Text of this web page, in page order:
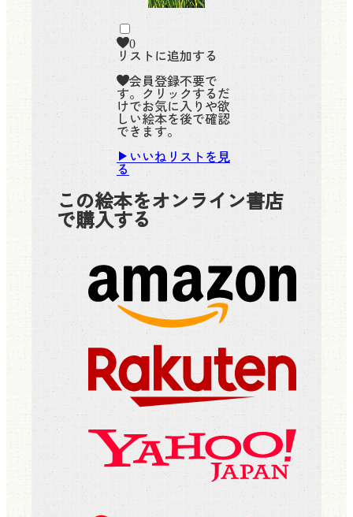
0
リストに追加する
会員登録不要で
す。クリックするだ
けでお気に入りや欲
しい絵本を後で確認
できます。
いいねリストを見
る
この絵本をオンライン書店
で購入する